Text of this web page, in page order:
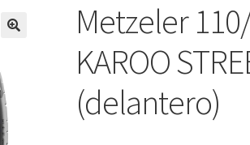
Metzeler
KAROO
(delantero)